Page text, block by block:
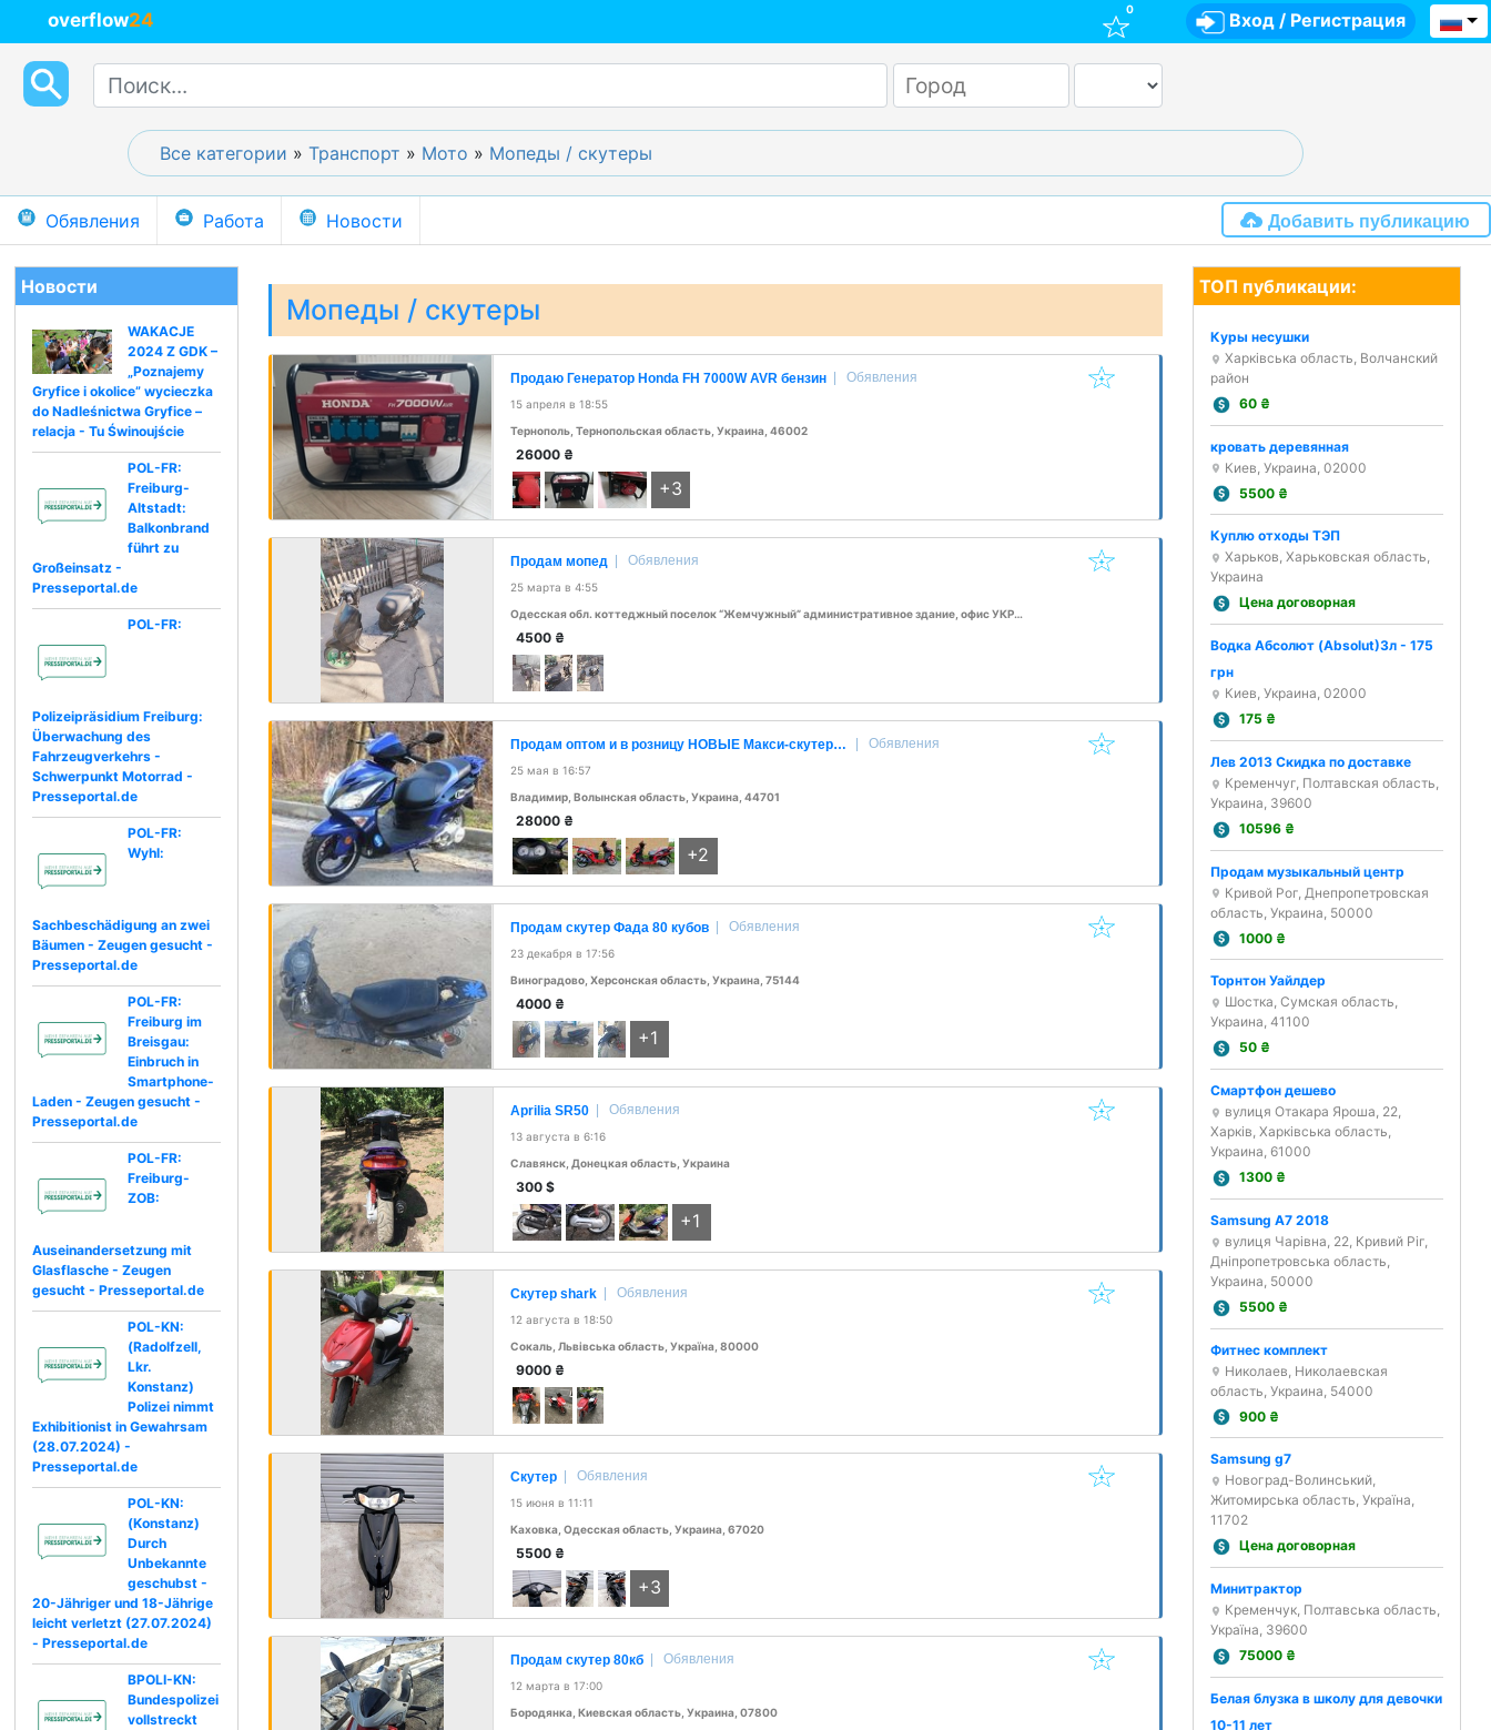
overflow24 0 Вход / Регистрация
Все категории » Транспорт » Мото » Мопеды / скутеры
Обявления Работа Новости Добавить публикацию
Новости
WAKACJE
2024 Z GDK –
„Poznajemy
Gryfice i okolice” wycieczka
do Nadleśnictwa Gryfice –
relacja - Tu Świnoujście
POL-FR:
Freiburg-
Altstadt:
Balkonbrand
führt zu
Großeinsatz -
Presseportal.de
POL-FR:
Polizeipräsidium Freiburg:
Überwachung des
Fahrzeugverkehrs -
Schwerpunkt Motorrad -
Presseportal.de
POL-FR:
Wyhl:
Sachbeschädigung an zwei
Bäumen - Zeugen gesucht -
Presseportal.de
POL-FR:
Freiburg im
Breisgau:
Einbruch in
Smartphone-
Laden - Zeugen gesucht -
Presseportal.de
POL-FR:
Freiburg-
ZOB:
Auseinandersetzung mit
Glasflasche - Zeugen
gesucht - Presseportal.de
POL-KN:
(Radolfzell,
Lkr.
Konstanz)
Polizei nimmt
Exhibitionist in Gewahrsam
(28.07.2024) -
Presseportal.de
POL-KN:
(Konstanz)
Durch
Unbekannte
geschubst -
20-Jähriger und 18-Jährige
leicht verletzt (27.07.2024)
- Presseportal.de
BPOLI-KN:
Bundespolizei
vollstreckt
Мопеды / скутеры
Продаю Генератор Honda FH 7000W AVR бензин Обявления
15 апреля в 18:55
Тернополь, Тернопольская область, Украина, 46002
26000 ₴
+3
Продам мопед Обявления
25 марта в 4:55
Одесская обл. коттеджный поселок “Жемчужный” административное здание, офис УКРВАТТ, Одеса, Одеська область, Украина, 65000
4500 ₴
Продам оптом и в розницу НОВЫЕ Макси-скутеры"SPARTA EVOLUTIONS"150cc (Storm V) Обявления
25 мая в 16:57
Владимир, Волынская область, Украина, 44701
28000 ₴
+2
Продам скутер Фада 80 кубов Обявления
23 декабря в 17:56
Виноградово, Херсонская область, Украина, 75144
4000 ₴
+1
Aprilia SR50 Обявления
13 августа в 6:16
Славянск, Донецкая область, Украина
300 $
+1
Скутер shark Обявления
12 августа в 18:50
Сокаль, Львівська область, Україна, 80000
9000 ₴
Скутер Обявления
15 июня в 11:11
Каховка, Одесская область, Украина, 67020
5500 ₴
+3
Продам скутер 80кб Обявления
12 марта в 17:00
Бородянка, Киевская область, Украина, 07800
ТОП публикации:
Куры несушки
Харківська область, Волчанский
район
60 ₴
кровать деревянная
Киев, Украина, 02000
5500 ₴
Куплю отходы ТЭП
Харьков, Харьковская область,
Украина
Цена договорная
Водка Абсолют (Absolut)3л - 175
грн
Киев, Украина, 02000
175 ₴
Лев 2013 Скидка по доставке
Кременчуг, Полтавская область,
Украина, 39600
10596 ₴
Продам музыкальный центр
Кривой Рог, Днепропетровская
область, Украина, 50000
1000 ₴
Торнтон Уайлдер
Шостка, Сумская область,
Украина, 41100
50 ₴
Смартфон дешево
вулиця Отакара Яроша, 22,
Харків, Харківська область,
Украина, 61000
1300 ₴
Samsung A7 2018
вулиця Чарівна, 22, Кривий Ріг,
Дніпропетровська область,
Украина, 50000
5500 ₴
Фитнес комплект
Николаев, Николаевская
область, Украина, 54000
900 ₴
Samsung g7
Новоград-Волинський,
Житомирська область, Україна,
11702
Цена договорная
Минитрактор
Кременчук, Полтавська область,
Україна, 39600
75000 ₴
Белая блузка в школу для девочки
10-11 лет